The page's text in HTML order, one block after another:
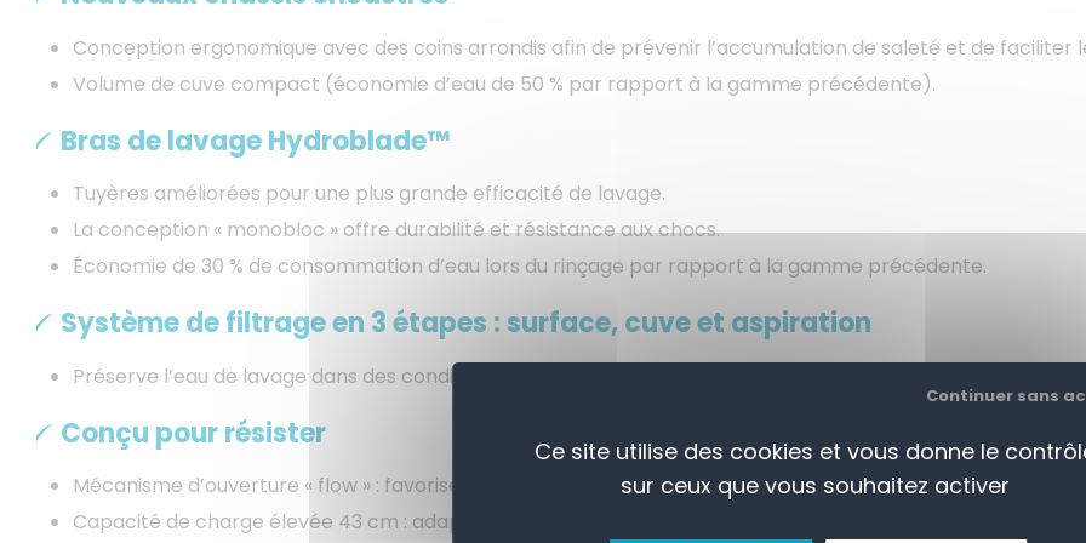
Conception ergonomique avec des coins arrondis afin de prévenir l’accumulation de saleté et de faciliter
Volume de cuve compact (économie d’eau de 50 % par rapport à la gamme précédente).
Bras de lavage Hydroblade™
Tuyères améliorées pour une plus grande efficacité de lavage.
La conception « monobloc » offre durabilité et résistance aux chocs.
Économie de 30 % de consommation d’eau lors du rinçage par rapport à la gamme précédente.
Système de filtrage en 3 étapes : surface, cuve et aspiration
Préserve l’eau de lavage dans des conditions optimales pour maintenir une efficacité de lavage
Conçu pour résister
Mécanisme d’ouverture « flow » : favorise l’élévation de la cloche avec moins d’effort
Capacité de charge élevée 43 cm : adaptée à GN 1/1 et Euronorm
Ce site utilise des cookies et vous donne le
sur ceux que vous souhaitez activer
Continuer sans